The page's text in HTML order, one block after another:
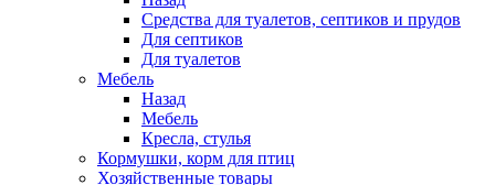
Средства для туалетов, септиков и прудов
Для септиков
Для туалетов
Мебель
Назад
Мебель
Кресла, стулья
Кормушки, корм для птиц
Хозяйственные товары